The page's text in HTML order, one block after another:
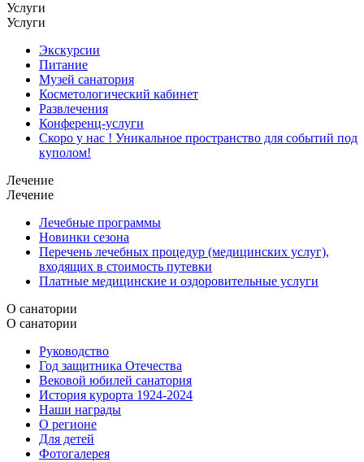
Услуги
Услуги
Экскурсии
Питание
Музей санатория
Косметологический кабинет
Развлечения
Конференц-услуги
Скоро у нас ! Уникальное пространство для событий под
куполом!
Лечение
Лечение
Лечебные программы
Новинки сезона
Перечень лечебных процедур (медицинских услуг),
входящих в стоимость путевки
Платные медицинские и оздоровительные услуги
О санатории
О санатории
Руководство
Год защитника Отечества
Вековой юбилей санатория
История курорта 1924-2024
Наши награды
О регионе
Для детей
Фотогалерея